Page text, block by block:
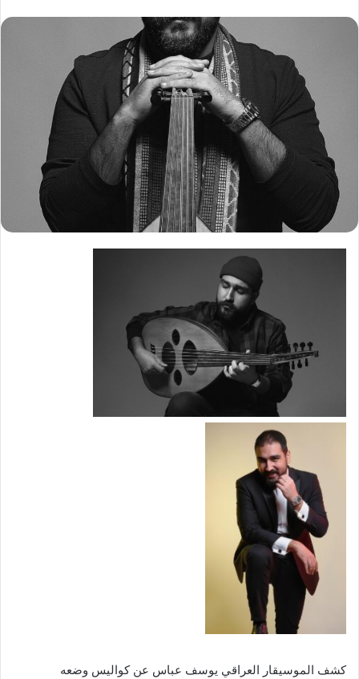
كشف الموسيقار العراقي يوسف عباس عن كواليس وضعه